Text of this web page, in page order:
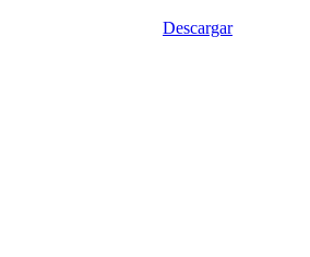
Descargar